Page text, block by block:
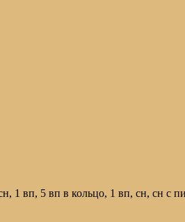
1 вп, 5 вп в кольцо, 1 вп, сн, сн с